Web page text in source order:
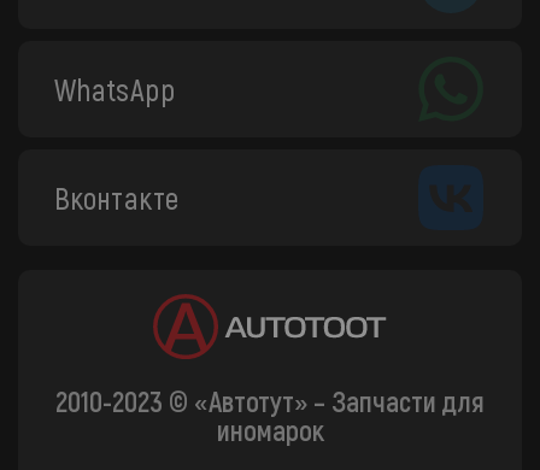
WhatsApp
Вконтакте
2010-2023 © «Автотут» – Запчасти для
иномарок